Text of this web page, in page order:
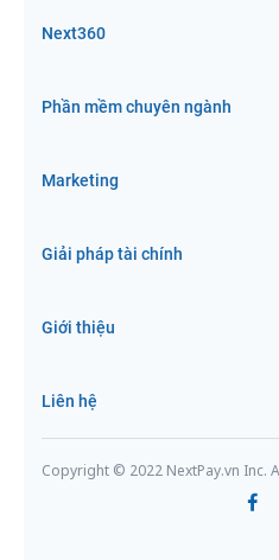
Next360
Phần mềm chuyên ngành
Marketing
Giải pháp tài chính
Giới thiệu
Liên hệ
Copyright © 2022 NextPay.vn Inc.